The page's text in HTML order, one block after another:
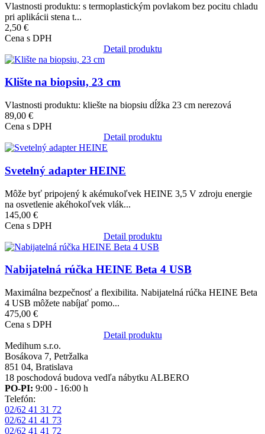
Vlastnosti produktu: s termoplastickým povlakom bez pocitu chladu
pri aplikácii stena t...
2,50 €
Cena s DPH
Detail produktu
Obrázok
Klište na biopsiu, 23 cm
Vlastnosti produktu: kliešte na biopsiu dĺžka 23 cm nerezová
89,00 €
Cena s DPH
Detail produktu
Obrázok
Svetelný adapter HEINE
Môže byť pripojený k akémukoľvek HEINE 3,5 V zdroju energie
na osvetlenie akéhokoľvek vlák...
145,00 €
Cena s DPH
Detail produktu
Obrázok
Nabijatelná rúčka HEINE Beta 4 USB
Maximálna bezpečnosť a flexibilita. Nabijatelná rúčka HEINE Beta
4 USB môžete nabíjať pomo...
475,00 €
Cena s DPH
Detail produktu
Medihum s.r.o.
Bosákova 7, Petržalka
851 04, Bratislava
18 poschodová budova vedľa nábytku ALBERO
PO-PI: 9:00 - 16:00 h
Telefón:
02/62 41 31 72
02/62 41 41 73
02/62 41 41 72